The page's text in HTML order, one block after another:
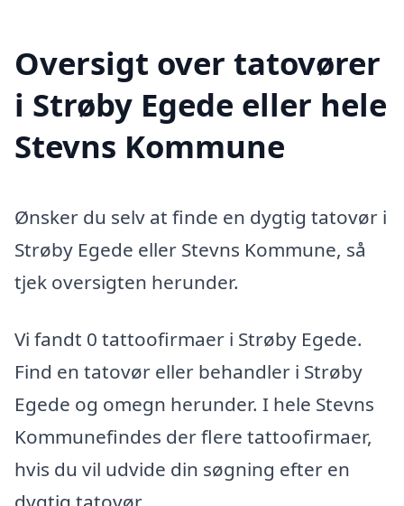
Oversigt over tatovører
i Strøby Egede eller hele
Stevns Kommune
Ønsker du selv at finde en dygtig tatovør i
Strøby Egede eller Stevns Kommune, så
tjek oversigten herunder.
Vi fandt 0 tattoofirmaer i Strøby Egede.
Find en tatovør eller behandler i Strøby
Egede og omegn herunder. I hele Stevns
Kommunefindes der flere tattoofirmaer,
hvis du vil udvide din søgning efter en